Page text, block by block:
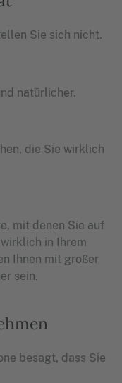
Sie sich nicht.
natürlicher.
die Sie wirklich
mit denen Sie auf
in Ihrem
Ihnen mit großer
sein.
besagt, dass Sie